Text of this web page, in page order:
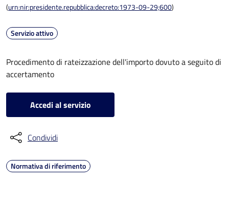
(urn:nir:presidente.repubblica:decreto:1973-09-29;600)
Servizio attivo
Procedimento di rateizzazione dell'importo dovuto a seguito di
accertamento
Accedi al servizio
Condividi
Normativa di riferimento